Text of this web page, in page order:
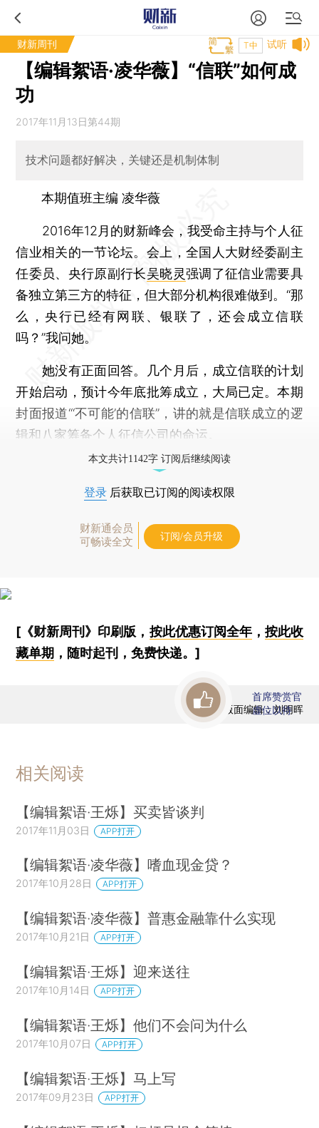
财新周刊 试听
T中
【编辑絮语·凌华薇】“信联”如何成
功
2017年11月13日第44期
技术问题都好解决，关键还是机制体制
本期值班主编 凌华薇
2016年12月的财新峰会，我受命主持与个人征
信业相关的一节论坛。会上，全国人大财经委副主
任委员、央行原副行长吴晓灵强调了征信业需要具
备独立第三方的特征，但大部分机构很难做到。“那
么，央行已经有网联、银联了，还会成立信联
吗？”我问她。
她没有正面回答。几个月后，成立信联的计划
开始启动，预计今年底批筹成立，大局已定。本期
封面报道“‘不可能’的信联”，讲的就是信联成立的逻
辑和八家筹备个人征信公司的命运。
本文共计1142字 订阅后继续阅读
登录 后获取已订阅的阅读权限
财新通会员
可畅读全文
订阅/会员升级
[《财新周刊》印刷版， 按此优惠订阅全年， 按此收
藏单期 ，随时起刊，免费快递。]
版面编辑：刘明晖
首席赞赏官
虚位以待
相关阅读
【编辑絮语·王烁】买卖皆谈判
2017年11月03日 APP打开
【编辑絮语·凌华薇】嗜血现金贷？
2017年10月28日 APP打开
【编辑絮语·凌华薇】普惠金融靠什么实现
2017年10月21日 APP打开
【编辑絮语·王烁】迎来送往
2017年10月14日 APP打开
【编辑絮语·王烁】他们不会问为什么
2017年10月07日 APP打开
【编辑絮语·王烁】马上写
2017年09月23日 APP打开